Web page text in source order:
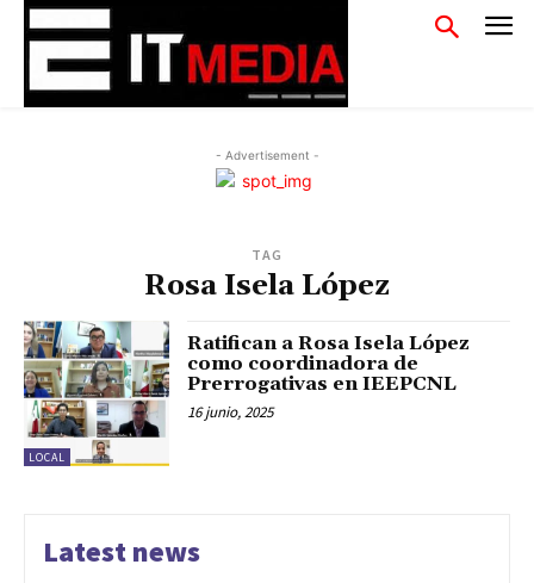
- Advertisement -
TAG
Rosa Isela López
LOCAL
Ratifican a Rosa Isela López
como coordinadora de
Prerrogativas en IEEPCNL
16 junio, 2025
Latest news